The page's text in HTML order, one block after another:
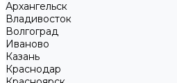
Архангельск
Владивосток
Волгоград
Иваново
Казань
Краснодар